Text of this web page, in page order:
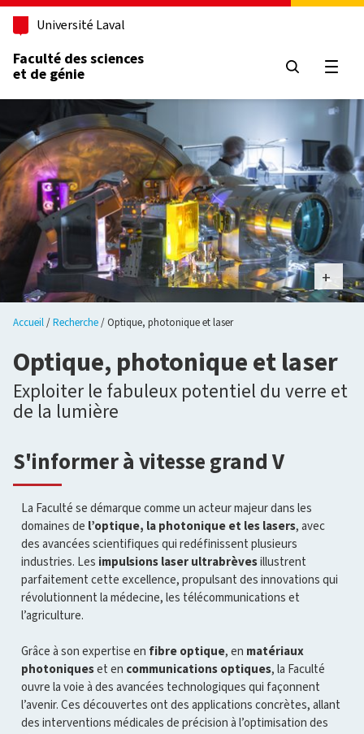
Aller au contenu principal
Université Laval
Faculté des sciences
et de génie
Accueil Recherche Optique, photonique et laser
Optique, photonique et laser
Exploiter le fabuleux potentiel du verre et
de la lumière
S'informer à vitesse grand V
La Faculté se démarque comme un acteur majeur dans les
domaines de l’optique, la photonique et les lasers, avec
des avancées scientifiques qui redéfinissent plusieurs
industries. Les impulsions laser ultrabrèvesillustrent
parfaitement cette excellence, propulsant des innovations qui
révolutionnent la médecine, les télécommunications et
l’agriculture.
Grâce à son expertise en fibre optique, en matériaux
photoniqueset en communications optiques, la Faculté
ouvre la voie à des avancées technologiques qui façonnent
l’avenir. Ces découvertes ont des applications concrètes, allant
des interventions médicales de précision à l’optimisation des